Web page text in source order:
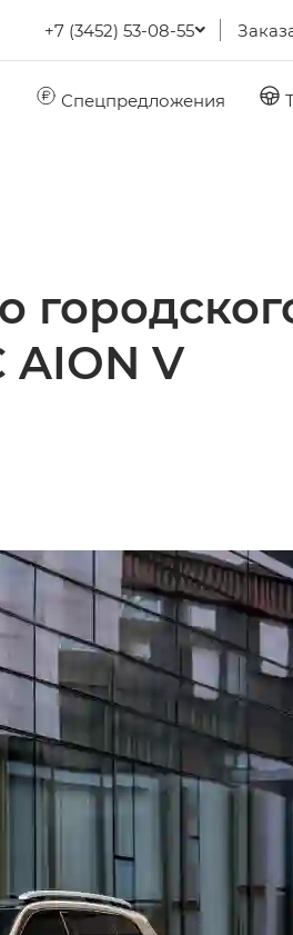
+7 (3452) 53-08-55
Спецпредложения
AION V